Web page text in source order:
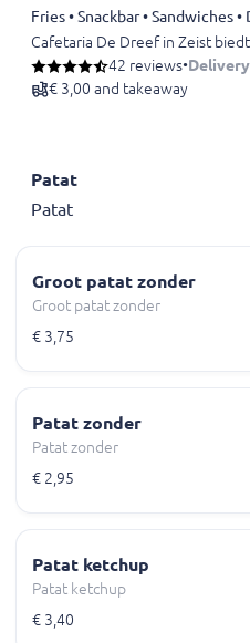
Cafetaria De Dreef in Zeist
42 reviews•
€ 3,00 and takeaway
Patat
Patat
Groot patat zonder
Groot patat zonder
€ 3,75
Patat zonder
Patat zonder
€ 2,95
Patat ketchup
Patat ketchup
€ 3,40